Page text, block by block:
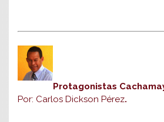
Protagonistas
Por: Carlos Dickson Pérez.